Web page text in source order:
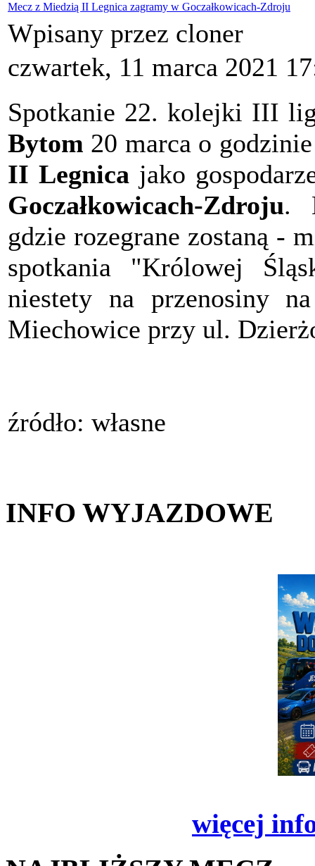
Mecz z Miedzią II Legnica zagramy w Goczałkowicach-Zdroju
Wpisany przez cloner
czwartek, 11 marca 2021
Spotkanie 22. kolejki III
Bytom 20 marca o
II Legnicajako
Goczałkowicach-Zdroju.
gdzie rozegrane zostaną -
spotkania "Królowej
niestety na przenosiny
Miechowice przy ul.
źródło: własne
INFO WYJAZDOWE
więcej